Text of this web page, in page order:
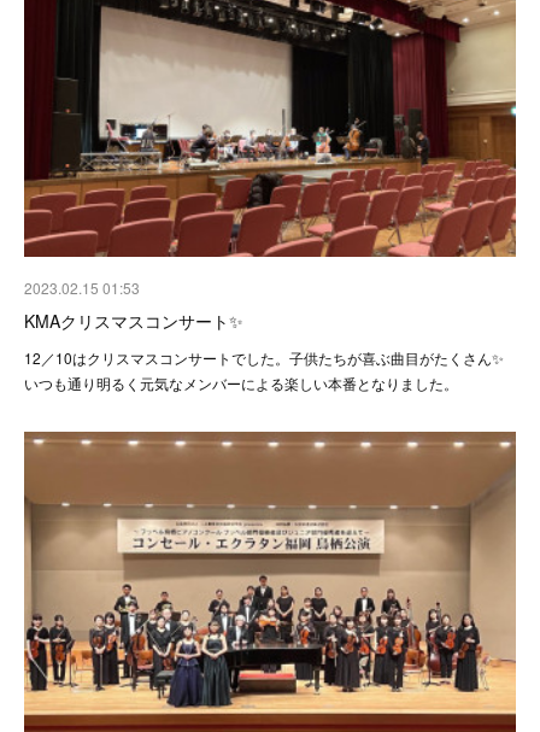
2023.02.15 01:53
KMAクリスマスコンサート✨
12／10はクリスマスコンサートでした。子供たちが喜ぶ曲目がたくさん✨
いつも通り明るく元気なメンバーによる楽しい本番となりました。